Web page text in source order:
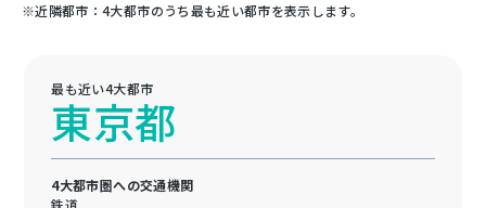
※近隣都市：4大都市のうち最も近い都市を表示します。
最も近い4大都市
東京都
4大都市圏への交通機関
鉄道